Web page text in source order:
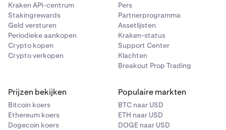
Kraken API-centrum
Stakingrewards
Geld versturen
Periodieke aankopen
Crypto kopen
Crypto verkopen
Pers
Partnerprogramma
Assetlijsten
Kraken-status
Support Center
Klachten
Breakout Prop Trading
Prijzen bekijken
Bitcoin koers
Ethereum koers
Dogecoin koers
Populaire markten
BTC naar USD
ETH naar USD
DOGE naar USD